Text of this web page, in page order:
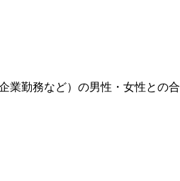
勤務など）の男性・女性との